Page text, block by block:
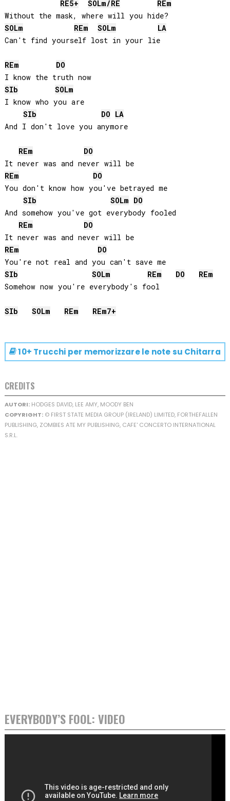
RE5+ SOLm/RE REm
SOLm REm SOLm
LA
Can't find yourself lost in your lie
REm
DO
I know the truth now
SIb
SOLm
I know who you are
SIb
DO LA
And I don't love you anymore
REm
DO
It never was and never will be
REm
DO
You don't know how you've betrayed me
SIb
SOLm DO
And somehow you've got everybody fooled
REm
DO
It never was and never will be
REm
DO
You're not real and you can't save me
SIb
SOLm REm DO REm
Somehow now you're everybody's fool
SIb SOLm REm REm7+
10+ Trucchi per memorizzare le note su Chitarra
CREDITS
AUTORI:HODGES DAVID, LEE AMY, MOODY BEN
COPYRIGHT:© FIRST STATE MEDIA GROUP (IRELAND) LIMITED, FORTHEFALLEN
PUBLISHING, ZOMBIES ATE MY PUBLISHING, CAFE' CONCERTO INTERNATIONAL
S.R.L.
EVERYBODY’S FOOL: VIDEO